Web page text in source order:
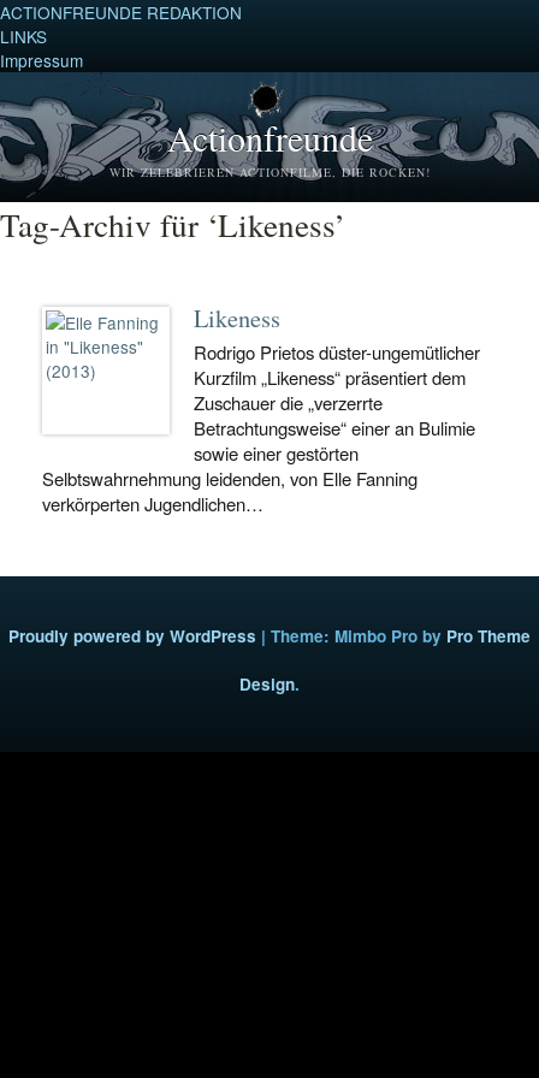
ACTIONFREUNDE REDAKTION
LINKS
Impressum
Actionfreunde
WIR ZELEBRIEREN ACTIONFILME, DIE ROCKEN!
Tag-Archiv für ‘Likeness’
Likeness
Rodrigo Prietos düster-ungemütlicher
Kurzfilm „Likeness“ präsentiert dem
Zuschauer die „verzerrte
Betrachtungsweise“ einer an Bulimie
sowie einer gestörten
Selbtswahrnehmung leidenden, von Elle Fanning
verkörperten Jugendlichen…
Proudly powered by WordPress | Theme: Mimbo Pro by Pro Theme
Design.